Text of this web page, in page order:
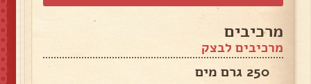
מרכיבים
מרכיבים לבצק
250 גרם מים